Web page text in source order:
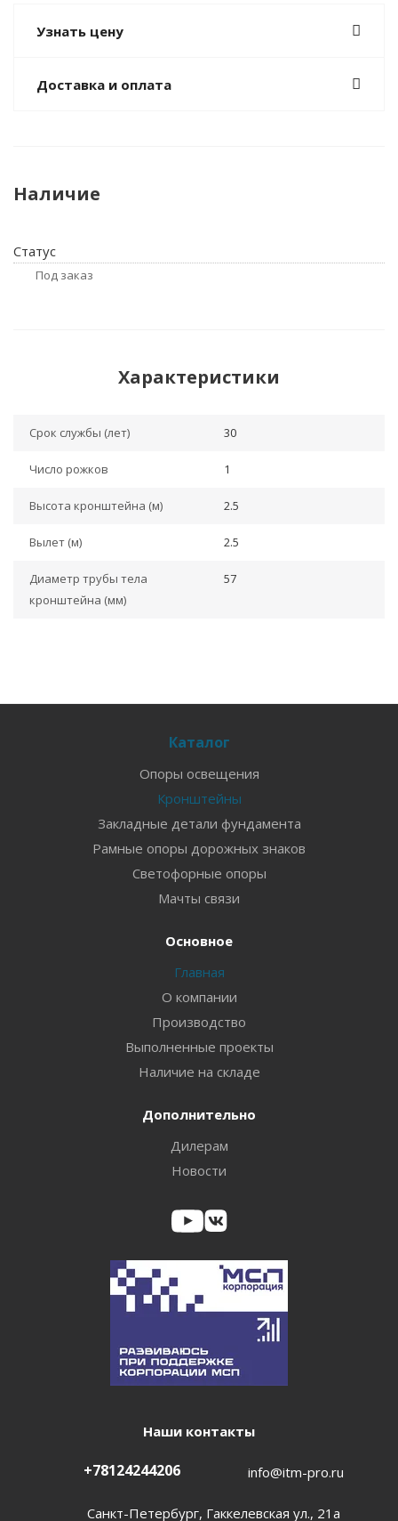
Узнать цену
Доставка и оплата
Наличие
Статус
Под заказ
Характеристики
Срок службы (лет) 30
Число рожков 1
Высота кронштейна (м) 2.5
Вылет (м) 2.5
Диаметр трубы тела
кронштейна (мм)
57
Каталог
Опоры освещения
Кронштейны
Закладные детали фундамента
Рамные опоры дорожных знаков
Светофорные опоры
Мачты связи
Основное
Главная
О компании
Производство
Выполненные проекты
Наличие на складе
Дополнительно
Дилерам
Новости
Наши контакты
+78124244206 info@itm-pro.ru
Санкт-Петербург, Гаккелевская ул., 21а